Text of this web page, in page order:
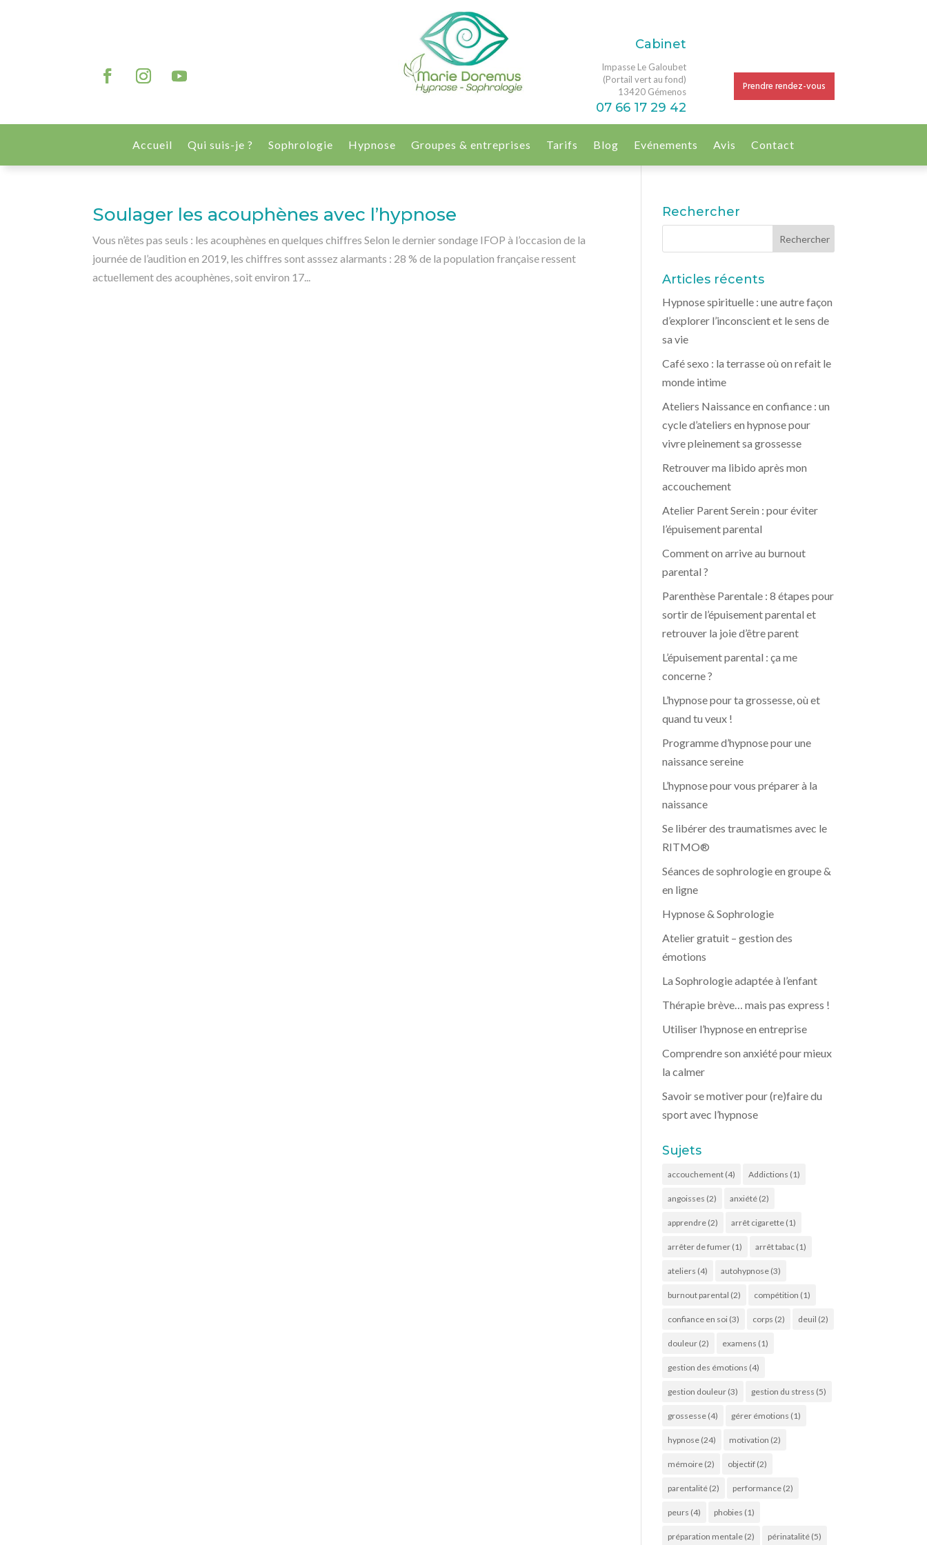
Cabinet
Impasse Le Galoubet
(Portail vert au fond)
13420 Gémenos
07 66 17 29 42
Prendre rendez-vous
Accueil Qui suis-je ? Sophrologie Hypnose Groupes & entreprises Tarifs Blog Evénements Avis Contact
Soulager les acouphènes avec l’hypnose
Vous n’êtes pas seuls : les acouphènes en quelques chiffres Selon le dernier sondage IFOP à l’occasion de la
journée de l’audition en 2019, les chiffres sont asssez alarmants : 28 % de la population française ressent
actuellement des acouphènes, soit environ 17...
Rechercher
Articles récents
Hypnose spirituelle : une autre façon
d’explorer l’inconscient et le sens de
sa vie
Café sexo : la terrasse où on refait le
monde intime
Ateliers Naissance en confiance : un
cycle d’ateliers en hypnose pour
vivre pleinement sa grossesse
Retrouver ma libido après mon
accouchement
Atelier Parent Serein : pour éviter
l’épuisement parental
Comment on arrive au burnout
parental ?
Parenthèse Parentale : 8 étapes pour
sortir de l’épuisement parental et
retrouver la joie d’être parent
L’épuisement parental : ça me
concerne ?
L’hypnose pour ta grossesse, où et
quand tu veux !
Programme d’hypnose pour une
naissance sereine
L’hypnose pour vous préparer à la
naissance
Se libérer des traumatismes avec le
RITMO®
Séances de sophrologie en groupe &
en ligne
Hypnose & Sophrologie
Atelier gratuit – gestion des
émotions
La Sophrologie adaptée à l’enfant
Thérapie brève… mais pas express !
Utiliser l’hypnose en entreprise
Comprendre son anxiété pour mieux
la calmer
Savoir se motiver pour (re)faire du
sport avec l’hypnose
Sujets
accouchement (4) Addictions (1)
angoisses (2) anxiété (2)
apprendre (2) arrêt cigarette (1)
arrêter de fumer (1) arrêt tabac (1)
ateliers (4) autohypnose (3)
burnout parental (2) compétition (1)
confiance en soi (3) corps (2) deuil (2)
douleur (2) examens (1)
gestion des émotions (4)
gestion douleur (3) gestion du stress (5)
grossesse (4) gérer émotions (1)
hypnose (24) motivation (2)
mémoire (2) objectif (2)
parentalité (2) performance (2)
peurs (4) phobies (1)
préparation mentale (2) périnatalité (5)